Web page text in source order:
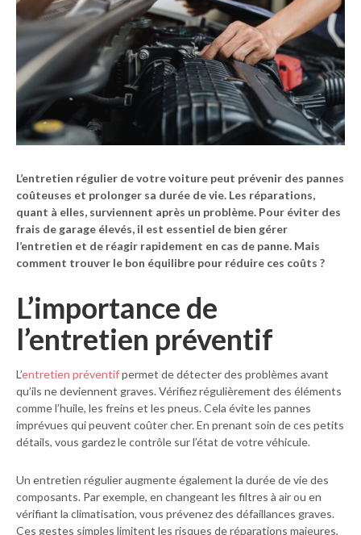
L’entretien régulier de votre voiture peut prévenir des pannes
coûteuses et prolonger sa durée de vie. Les réparations,
quant à elles, surviennent après un problème. Pour éviter des
frais de garage élevés, il est essentiel de bien gérer
l’entretien et de réagir rapidement en cas de panne. Mais
comment trouver le bon équilibre pour réduire ces coûts ?
L’importance de
l’entretien préventif
L’entretien préventifpermet de détecter des problèmes avant
qu’ils ne deviennent graves. Vérifiez régulièrement des éléments
comme l’huile, les freins et les pneus. Cela évite les pannes
imprévues qui peuvent coûter cher. En prenant soin de ces petits
détails, vous gardez le contrôle sur l’état de votre véhicule.
Un entretien régulier augmente également la durée de vie des
composants. Par exemple, en changeant les filtres à air ou en
vérifiant la climatisation, vous prévenez des défaillances graves.
Ces gestes simples limitent les risques de réparations majeures,